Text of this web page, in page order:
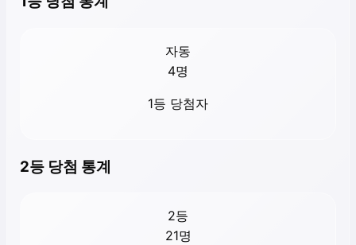
자동
4명
1등 당첨자
2등 당첨 통계
2등
21명